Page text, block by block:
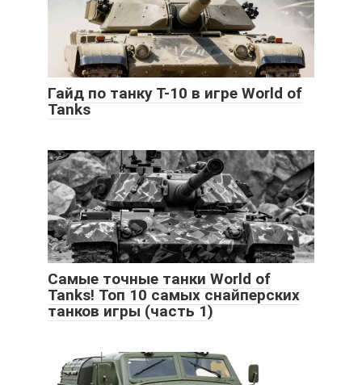
Гайд по танку Т-10 в игре World of
Tanks
Самые точные танки World of
Tanks! Топ 10 самых снайперских
танков игры (часть 1)